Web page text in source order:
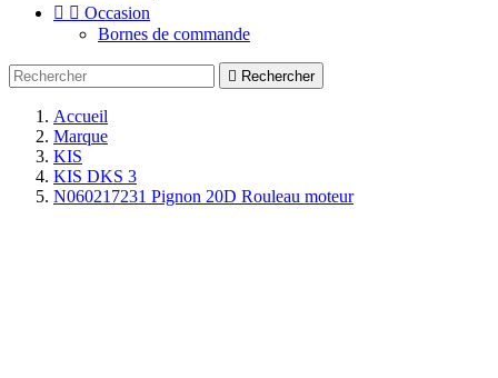
  Occasion
Bornes de commande
 Rechercher
Accueil
Marque
KIS
KIS DKS 3
N060217231 Pignon 20D Rouleau moteur